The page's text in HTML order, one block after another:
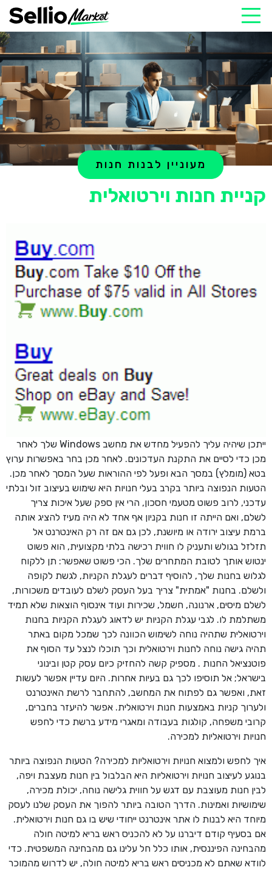
קניית חנות וירטואלית
מעוניין לבנות חנות
ייתכן שיהיה עליך להפעיל מחדש את מחשב Windows שלך לאחר
מכן כדי לסיים את התקנת העדכונים. לאחר מכן בחר באפשרות ערוץ
בטא (מומלץ) במסך הבא ופעל לפי ההוראות שעל המסך לאחר מכן.
הטעות הנפוצה ביותר בקרב בעלי חנויות היא שימוש בעיצוב זול ובלתי
עדכני, לרוב פשוט מטעמי חסכון, הרי אין ספק שעל איכות צריך
לשלם, ואם הייתה זו חנות בקניון אף אחד לא היה מעיז להציג אותה
ברמת עיצוב ירודה או מיושנת, לכן גם אם זה רק האינטרנט אל
תזלזל בגולש ותעניק לו חווית רכישה בלתי מקצועית, הוא פשוט
ינטוש אותך לטובת המתחרים שלך. הכי פשוט שאפשר: תן ללקוח
לגלוש בחנות שלך, להוסיף דברים לעגלת הקניות, לגשת לקופה
ולשלם. בחנות "אמתית" צריך בעל העסק לשלם לעובדים משכורות,
לשלם מיסים, ארנונה, חשמל, שכירות ועוד אינסוף הוצאות שלא תמיד
משתלמת לו. לגבי עגלת הקניות יש לדאוג לעגלת הקניות בחנות
וירטואלית שתהיה נוחה לשימוש הכוונה לכך שמכל מקום באתר
תהיה גישה נוחה לחנות וירטואלית וכך תוכלו לנצל עד הסוף את
פוטנציאל החנות . מספיק קשה להחזיק כיום עסק קטן ובינוני
בישראל; אל תוסיפו לכך גם בעיות אחרות. היום עדיין אפשר לעשות
זאת, ואפשר גם לפתוח את המחשב, להתחבר לרשת האינטרנט
ולערוך קניות באמצעות חנות וירטואלית. אפשר להיעזר בחברים,
קרובי משפחה, קולגות בעבודה ומאגרי מידע ברשת כדי לחפש
חנויות וירטואליות למכירה.
איך לחפש ולמצוא חנויות וירטואליות למכירה? הטעות הנפוצה ביותר
בנוגע לעיצוב חנויות וירטואליות היא הבלבול בין חנות מעצבת ויפה,
לבין חנות מעוצבת עם דגש על חווית גלישה נוחה, יכולת מכירה,
שימושיות ואמינות. הדרך הטובה ביותר להפוך את העסק שלנו לעסק
מיוחד היא לבנות לו אתר אינטרנט ייחודי שיש בו גם חנות וירטואלית.
אם בסעיף קודם דיברנו על לא להכניס ראש בריא למיטה חולה
מהבחינה הפיננסית, אותו כלל חל עלינו גם מהבחינה המשפטית. כדי
לוודא שאתם לא מכניסים ראש בריא למיטה חולה, יש לדרוש מהמוכר